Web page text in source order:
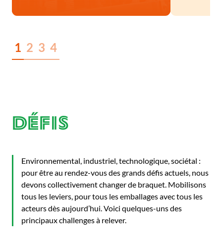
kg/hab kg/hab
1 2 3 4
Défis
Environnemental, industriel, technologique, sociétal :
pour être au rendez-vous des grands défis actuels, nous
devons collectivement changer de braquet. Mobilisons
tous les leviers, pour tous les emballages avec tous les
acteurs dès aujourd’hui. Voici quelques-uns des
principaux challenges à relever.